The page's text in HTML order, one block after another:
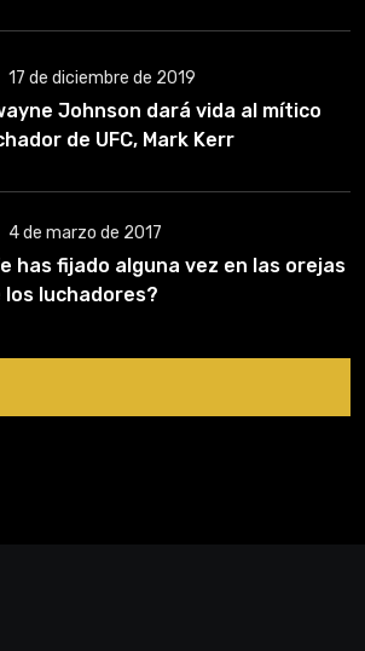
en mi carrera»
17 de diciembre de 2019
Johnson dará vida al mítico
de UFC, Mark Kerr
4 de marzo de 2017
has fijado alguna vez en las orejas
los luchadores?